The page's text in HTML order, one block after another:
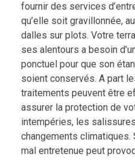
fournir des services
qu’elle soit gravillonnée,
dalles sur plots. Votre
ses alentours a besoin
ponctuel pour que son
soient conservés. A part
traitements peuvent être
assurer la protection de
intempéries, les
changements climatiques.
mal entretenue peut